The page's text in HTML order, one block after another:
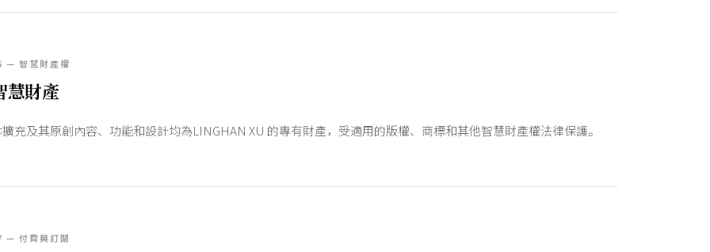
— 智慧財產權
慧財產
充及其原創內容、功能和設計均為LINGHAN XU 的專有財產，受適用的版權、商標和其他智慧財產權法律保護。
— 付費與訂閱